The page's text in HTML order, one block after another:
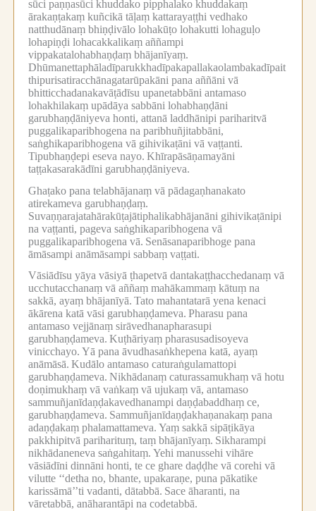
sūci paṇṇasūci khuddako pipphalako khuddakaṃ
ārakaṇṭakaṃ kuñcikā tāḷaṃ kattarayaṭṭhi vedhako
natthudānaṃ bhiṇḍivālo lohakūṭo lohakutti lohaguḷo
lohapiṇḍi lohacakkalikaṃ aññampi
vippakatalohabhaṇḍaṃ bhājanīyaṃ.
Dhūmanettaphāladīparukkhadīpakapallakaolambakadīpait
thipurisatiracchānagatarūpakāni pana aññāni vā
bhitticchadanakavāṭādīsu upanetabbāni antamaso
lohakhilakaṃ upādāya sabbāni lohabhaṇḍāni
garubhaṇḍāniyeva honti, attanā laddhānipi pariharitvā
puggalikaparibhogena na paribhuñjitabbāni,
saṅghikaparibhogena vā gihivikaṭāni vā vaṭṭanti.
Tipubhaṇḍepi eseva nayo. Khīrapāsāṇamayāni
taṭṭakasarakādīni garubhaṇḍāniyeva.
Ghaṭako pana telabhājanaṃ vā pādagaṇhanakato
atirekameva garubhaṇḍaṃ.
Suvaṇṇarajatahārakūṭajātiphalikabhājanāni gihivikaṭānipi
na vaṭṭanti, pageva saṅghikaparibhogena vā
puggalikaparibhogena vā. Senāsanaparibhoge pana
āmāsampi anāmāsampi sabbaṃ vaṭṭati.
Vāsiādīsu yāya vāsiyā ṭhapetvā dantakaṭṭhacchedanaṃ vā
ucchutacchanaṃ vā aññaṃ mahākammaṃ kātuṃ na
sakkā, ayaṃ bhājanīyā. Tato mahantatarā yena kenaci
ākārena katā vāsi garubhaṇḍameva. Pharasu pana
antamaso vejjānaṃ sirāvedhanapharasupi
garubhaṇḍameva. Kuṭhāriyaṃ pharasusadisoyeva
vinicchayo. Yā pana āvudhasaṅkhepena katā, ayaṃ
anāmāsā. Kudālo antamaso caturaṅgulamattopi
garubhaṇḍameva. Nikhādanaṃ caturassamukhaṃ vā hotu
doṇimukhaṃ vā vaṅkaṃ vā ujukaṃ vā, antamaso
sammuñjanīdaṇḍakavedhanampi daṇḍabaddhaṃ ce,
garubhaṇḍameva. Sammuñjanīdaṇḍakhaṇanakaṃ pana
adaṇḍakaṃ phalamattameva. Yaṃ sakkā sipāṭikāya
pakkhipitvā pariharituṃ, taṃ bhājanīyaṃ. Sikharampi
nikhādaneneva saṅgahitaṃ. Yehi manussehi vihāre
vāsiādīni dinnāni honti, te ce ghare daḍḍhe vā corehi vā
vilutte ‘‘detha no, bhante, upakaraṇe, puna pākatike
karissāmā’’ti vadanti, dātabbā. Sace āharanti, na
vāretabbā, anāharantāpi na codetabbā.